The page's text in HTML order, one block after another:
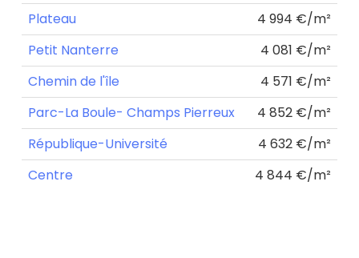
Plateau
4 994 €/m²
Petit Nanterre
4 081 €/m²
Chemin de l'île
4 571 €/m²
Parc-La Boule- Champs Pierreux
4 852 €/m²
République-Université
4 632 €/m²
Centre
4 844 €/m²